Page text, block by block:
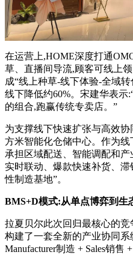
在运营上,HOME深度打通
草、直播间导流,顾客可线上
成“线上种草-线下体验-全域
线下降低约60%。宋建华表示
的组合,跑赢传统专卖店。”
为支撑线下快速扩张与高效
方米智能化仓储中心。作为
承担区域配送、智能调配和
实时联动、爆款快速补货、
性制造基地”。
BMS+D模式:从单点博弈到生
拉夏贝尔此次回归最核心的
构建了一套全新的产业协同
Manufacturer制造 + Sales销售 +